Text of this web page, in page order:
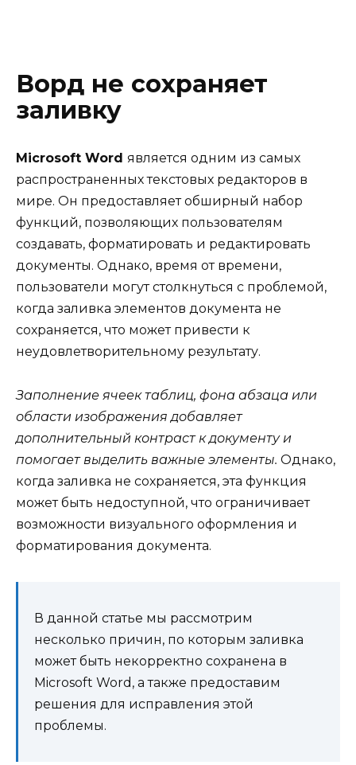
Ворд не сохраняет
заливку
Microsoft Word является одним из самых
распространенных текстовых редакторов в
мире. Он предоставляет обширный набор
функций, позволяющих пользователям
создавать, форматировать и редактировать
документы. Однако, время от времени,
пользователи могут столкнуться с проблемой,
когда заливка элементов документа не
сохраняется, что может привести к
неудовлетворительному результату.
Заполнение ячеек таблиц, фона абзаца или
области изображения добавляет
дополнительный контраст к документу и
помогает выделить важные элементы. Однако,
когда заливка не сохраняется, эта функция
может быть недоступной, что ограничивает
возможности визуального оформления и
форматирования документа.
В данной статье мы рассмотрим
несколько причин, по которым заливка
может быть некорректно сохранена в
Microsoft Word, а также предоставим
решения для исправления этой
проблемы.